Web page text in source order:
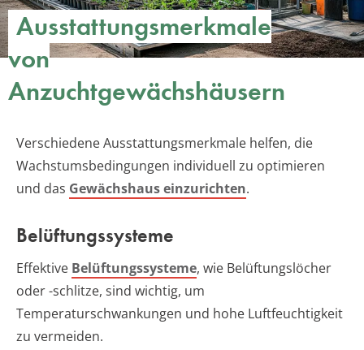
Ausstattungsmerkmale
von
Anzuchtgewächshäusern
Verschiedene Ausstattungsmerkmale helfen, die
Wachstumsbedingungen individuell zu optimieren
und das Gewächshaus einzurichten.
Belüftungssysteme
Effektive Belüftungssysteme, wie Belüftungslöcher
oder -schlitze, sind wichtig, um
Temperaturschwankungen und hohe Luftfeuchtigkeit
zu vermeiden.